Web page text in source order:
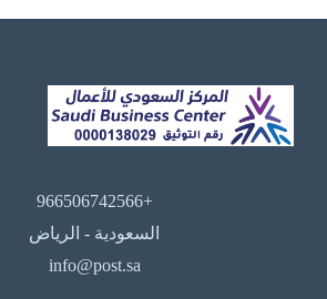
+966506742566
السعودية - الرياض
info@post.sa